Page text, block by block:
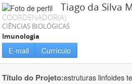
Tiago da Silva
COORDENADOR(A)
CIÊNCIAS BIOLÓGICAS
Imunologia
E-mail Currículo
Título do Projeto:estruturas linfoides